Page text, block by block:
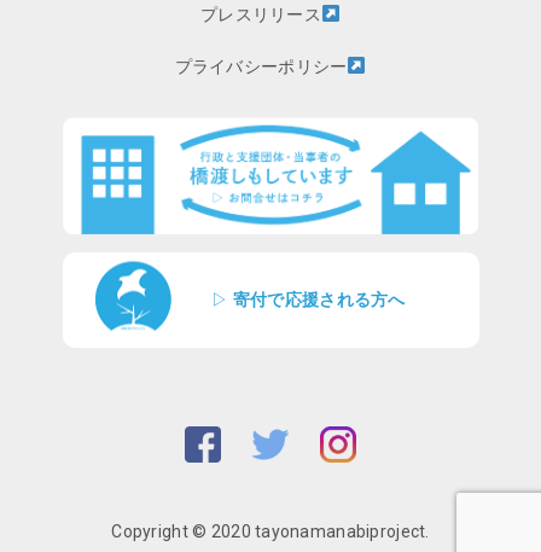
プレスリリース
プライバシーポリシー
▷ 寄付で応援される方へ
Copyright © 2020 tayonamanabiproject.